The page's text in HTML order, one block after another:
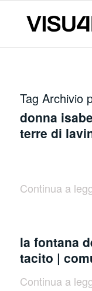
Tag Archivio
donna
terre di
Continua a
la fontana
tacito |
Continua a